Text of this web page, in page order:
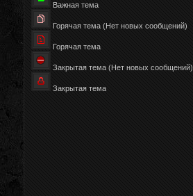
Важная тема
Горячая тема (Нет новых сообщений)
Горячая тема
Закрытая тема (Нет новых сообщений)
Закрытая тема